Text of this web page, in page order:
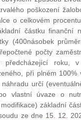
poškození
o celkovém
částku finanční
(400násobek
počty
předcházející roku,
při plném 100%
určí
vlastní úvaze o
základní
ze dne 15. 12.